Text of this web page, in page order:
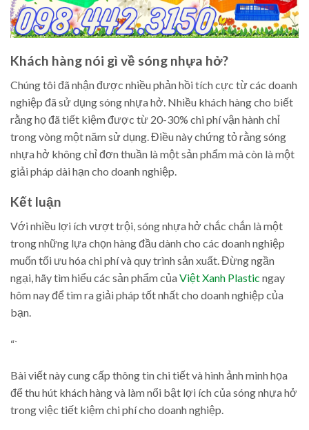
Khách hàng nói gì về sóng nhựa hở?
Chúng tôi đã nhận được nhiều phản hồi tích cực từ các doanh
nghiệp đã sử dụng sóng nhựa hở. Nhiều khách hàng cho biết
rằng họ đã tiết kiệm được từ 20-30% chi phí vận hành chỉ
trong vòng một năm sử dụng. Điều này chứng tỏ rằng sóng
nhựa hở không chỉ đơn thuần là một sản phẩm mà còn là một
giải pháp dài hạn cho doanh nghiệp.
Kết luận
Với nhiều lợi ích vượt trội, sóng nhựa hở chắc chắn là một
trong những lựa chọn hàng đầu dành cho các doanh nghiệp
muốn tối ưu hóa chi phí và quy trình sản xuất. Đừng ngần
ngại, hãy tìm hiểu các sản phẩm củaViệt Xanh Plastic ngay
hôm nay để tìm ra giải pháp tốt nhất cho doanh nghiệp của
bạn.
“`
Bài viết này cung cấp thông tin chi tiết và hình ảnh minh họa
để thu hút khách hàng và làm nổi bật lợi ích của sóng nhựa hở
trong việc tiết kiệm chi phí cho doanh nghiệp.